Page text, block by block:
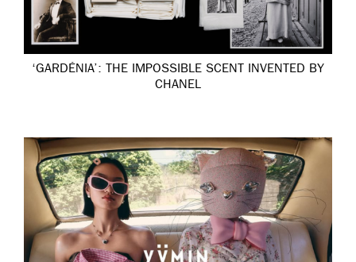
‘GARDÉNIA’: THE IMPOSSIBLE SCENT INVENTED BY
CHANEL